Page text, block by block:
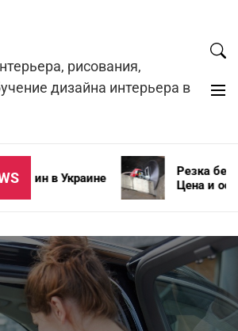
рисования,
дизайна интерьера в
в Украине
Резка бетона
Цена и